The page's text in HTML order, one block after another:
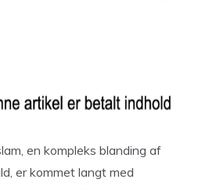
en kompleks blanding af
er kommet langt med